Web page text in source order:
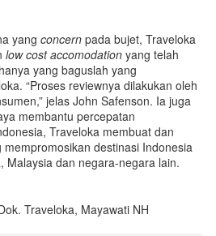
yang concern pada bujet, Traveloka
low cost accomodation yang telah
yang baguslah yang
“Proses reviewnya dilakukan oleh
jelas John Safenson. Ia juga
membantu percepatan
Traveloka membuat dan
destinasi Indonesia
Malaysia dan negara-negara lain.
Traveloka, Mayawati NH